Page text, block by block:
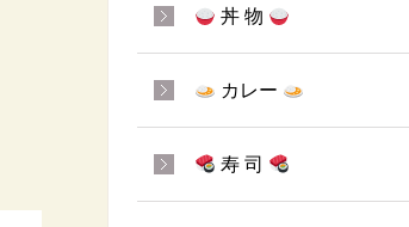
丼 物
カレー
寿 司